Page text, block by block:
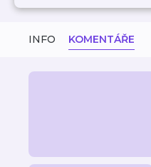
INFO KOMENTÁŘE